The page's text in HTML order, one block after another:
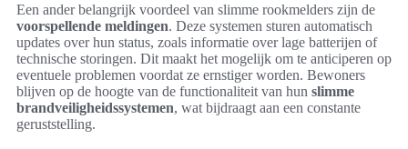
Een ander belangrijk voordeel van slimme rookmelders zijn de
voorspellende meldingen. Deze systemen sturen automatisch
updates over hun status, zoals informatie over lage batterijen of
technische storingen. Dit maakt het mogelijk om te anticiperen op
eventuele problemen voordat ze ernstiger worden. Bewoners
blijven op de hoogte van de functionaliteit van hun slimme
brandveiligheidssystemen, wat bijdraagt aan een constante
geruststelling.